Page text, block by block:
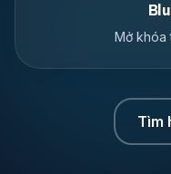
Mở khóa
Tìm